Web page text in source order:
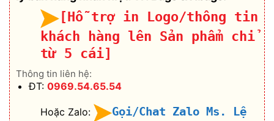
[Hỗ trợ in Logo/thông tin
khách hàng lên Sản phẩm chỉ
từ 5 cái]
Thông tin liên hệ:
ĐT: 0969.54.65.54
Hoặc Zalo:
Gọi/Chat Zalo Ms. Lệ